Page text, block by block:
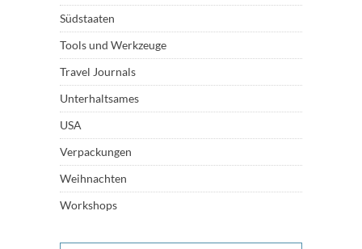
Südstaaten
Tools und Werkzeuge
Travel Journals
Unterhaltsames
USA
Verpackungen
Weihnachten
Workshops